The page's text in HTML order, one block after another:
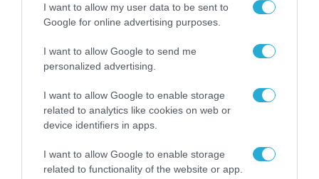
I want to allow my user data to be sent to
Google for online advertising purposes.
I want to allow Google to send me
personalized advertising.
I want to allow Google to enable storage
related to analytics like cookies on web or
device identifiers in apps.
I want to allow Google to enable storage
related to functionality of the website or app.
07.08.2026 | 23:02
Ρωσική επίθεση προκάλεσε
Τσερνομόρετς (βίντεο)